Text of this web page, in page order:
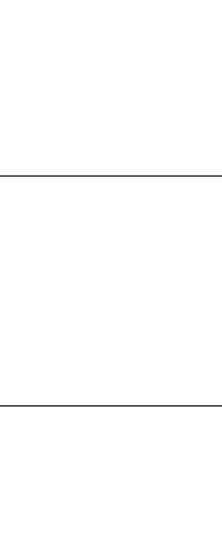
créer